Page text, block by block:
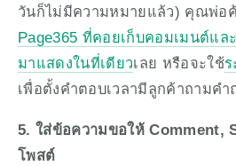
วันก็ไม่มีความหมายแล้ว) คุณพ่อ
Page365 ที่คอยเก็บคอมเมนต์แล
มาแสดงในที่เดียวเลย หรือจะใช้
เพื่อตั้งคำตอบเวลามีลูกค้าถามค
5. ใส่ข้อความขอให้ Comment,
โพสต์